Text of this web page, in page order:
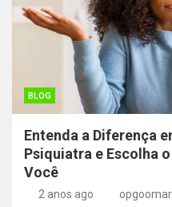
BLOG
Entenda a Diferença
Psiquiatra e Escolha
Você
2 anos ago